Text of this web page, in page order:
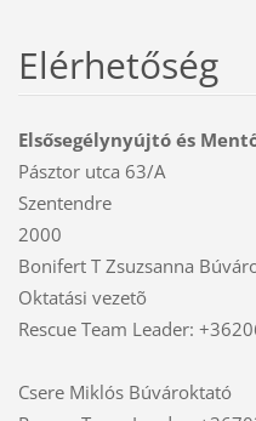
Elérhetőség
Elsősegélynyújtó és
Pásztor utca 63/A
Szentendre
2000
Bonifert T Zsuzsanna
Oktatási vezetõ
Rescue Team Leader:
Csere Miklós Búvároktató